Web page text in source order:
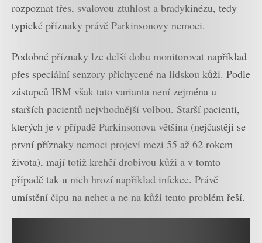
rozpoznat třes, svalovou ztuhlost a bradykinézu, tedy
typické příznaky právě Parkinsonovy nemoci.
Podobné příznaky lze delší dobu monitorovat například
přes speciální senzory přichycené na lidskou kůži. Podle
zástupců IBM však tato varianta není zejména u
starších pacientů nejvhodnější volbou. Starší pacienti,
kterých je v případě Parkinsonova většina (nejčastěji se
první příznaky nemoci projeví mezi 55 až 62 rokem
života), mají totiž krehčí drobivou kůži a v tomto
případě tak u nich hrozí například infekce. Právě
umístění čipu na nehet a ne na kůži tento problém řeší.